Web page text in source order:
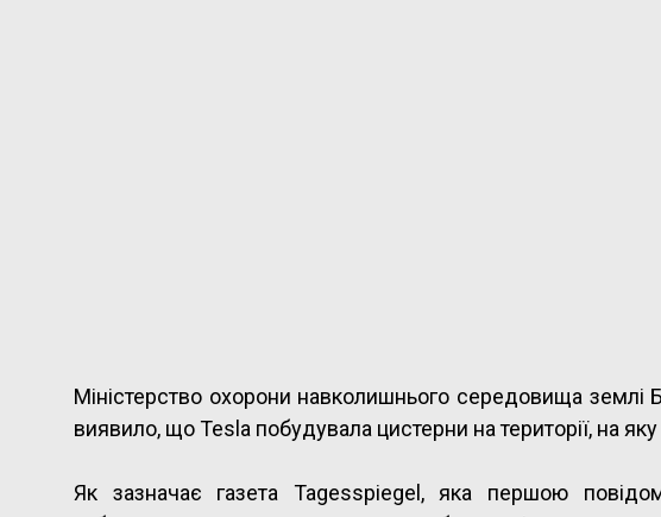
Міністерство охорони навколишнього середовища
виявило, що Tesla побудувала цистерни на території, на
Як зазначає газета Tagesspiegel, яка першою